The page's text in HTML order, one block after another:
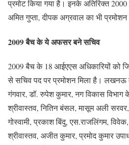
प्रमोट किया गया है। इनके अतिरिक्त
अमित गुप्ता, दीपक अग्रवाल का भी प्रमोशन
2009 बैच के ये अफसर बने सचिव
2009 बैच के 18 आईएएस अधिकारियों को
से सचिव पद पर प्रमोशन मिला है। लखनऊ
गंगवार, डॉ. रुपेश कुमार, नग विकास
श्रीवास्तव, नितिन बंसल, मासूम अली
गोस्वामी, प्रकाश बिंदु, एस.राजलिंगम,
श्रीवास्तव, अजीत कुमार, प्रमोद कुमार